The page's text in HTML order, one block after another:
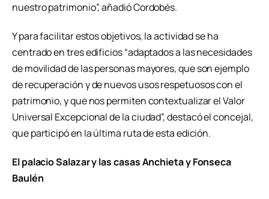
nuestro patrimonio”, añadió Cordobés.
Y para facilitar estos objetivos, la actividad se ha
centrado en tres edificios “adaptados a las necesidades
de movilidad de las personas mayores, que son ejemplo
de recuperación y de nuevos usos respetuosos con el
patrimonio, y que nos permiten contextualizar el Valor
Universal Excepcional de la ciudad”, destacó el concejal,
que participó en la última ruta de esta edición.
El palacio Salazar y las casas Anchieta y Fonseca
Baulén